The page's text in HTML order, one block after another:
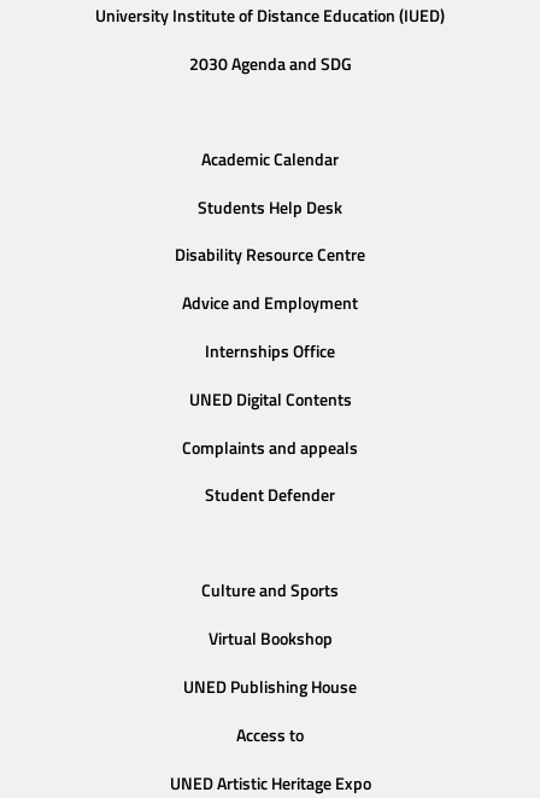
University Institute of Distance Education (IUED)
2030 Agenda and SDG
Academic Calendar
Students Help Desk
Disability Resource Centre
Advice and Employment
Internships Office
UNED Digital Contents
Complaints and appeals
Student Defender
Culture and Sports
Virtual Bookshop
UNED Publishing House
Access to
UNED Artistic Heritage Expo